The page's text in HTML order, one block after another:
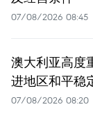
07/08/2026 08:45
澳大利亚高度
进地区和平稳
07/08/2026 08:20